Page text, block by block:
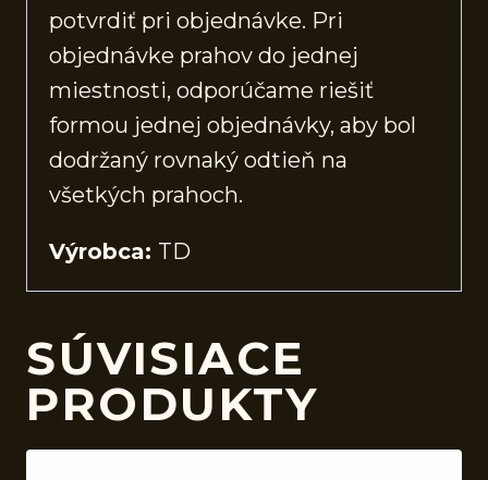
potvrdiť pri objednávke. Pri
objednávke prahov do jednej
miestnosti, odporúčame riešiť
formou jednej objednávky, aby bol
dodržaný rovnaký odtieň na
všetkých prahoch.
Výrobca: TD
SÚVISIACE
PRODUKTY